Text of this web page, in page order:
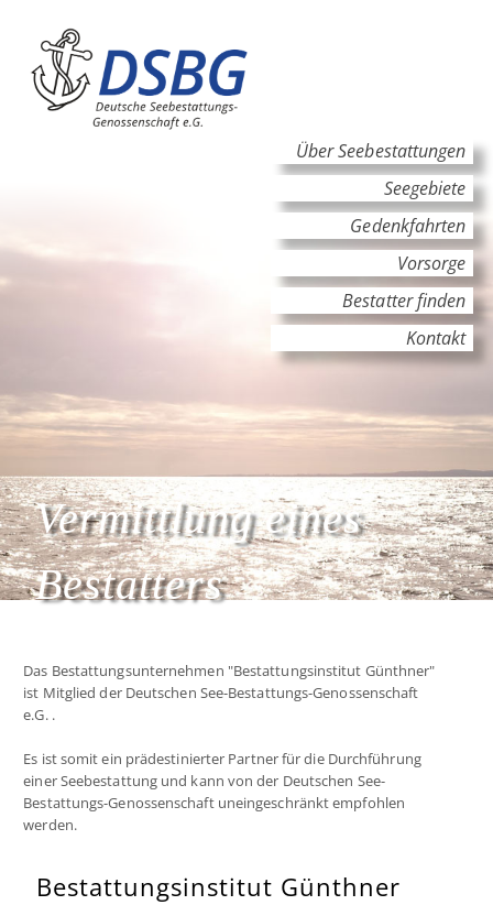
Hauptinhalt
Hauptnavigation
Über Seebestattungen
Seegebiete
Gedenkfahrten
Vorsorge
Bestatter finden
Kontakt
Vermittlung eines
Bestatters
Das Bestattungsunternehmen "Bestattungsinstitut Günthner"
ist Mitglied der Deutschen See-Bestattungs-Genossenschaft
e.G. .
Es ist somit ein prädestinierter Partner für die Durchführung
einer Seebestattung und kann von der Deutschen See-
Bestattungs-Genossenschaft uneingeschränkt empfohlen
werden.
Bestattungsinstitut Günthner